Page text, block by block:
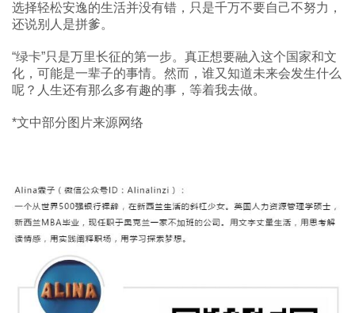
选择轻松安逸的生活并没有错，只是千万不要自己不努力，
还说别人是拼爹。
“绿卡”只是万里长征的第一步。真正想要融入这个国家和文
化，可能是一辈子的事情。然而，谁又知道未来会发生什么
呢？人生还有那么多有趣的事，等着我去做。
*文中部分图片来源网络